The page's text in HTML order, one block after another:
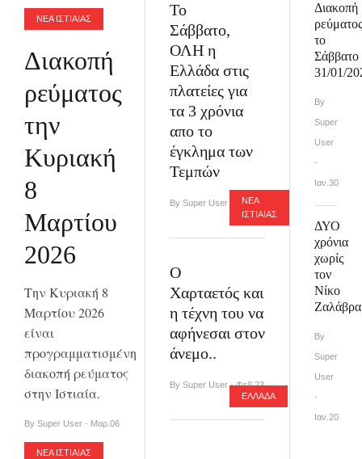
ΝΕΑ ΙΣΤΙΑΙΑΣ
Διακοπή
ρεύματος
την
Κυριακή
8
Μαρτίου
2026
Την Κυριακή 8
Μαρτίου 2026
είναι
προγραμματισμένη
διακοπή ρεύματος
στην Ιστιαία.
By Super User - Μαρ.06
ΝΕΑ ΙΣΤΙΑΙΑΣ
ΝΕΑ
ΙΣΤΙΑΙΑΣ
Το
Σάββατο,
ΟΛΗ η
Ελλάδα στις
πλατείες για
τα 3 χρόνια
απο το
έγκλημα των
Τεμπών
By Super User - Φεβ.27
ΕΛΛΑΔΑ
Ο
Χαρταετός και
η τέχνη του να
αφήνεσαι στον
άνεμο..
By Super User - Φεβ.23
Διακοπή
το
Σάββατο
31/01/
By
Super
User
-
Ιαν.30
ΔΥΟ
χρόνια
χωρίς
τον
Νίκο
Ζαλάβρα
By
Super
User
-
Ιαν.20